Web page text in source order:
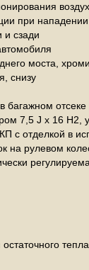
при
и сзади
моста,
снизу
багажном отсеке
7,5 J x 16 H2,
с отделкой в
на рулевом